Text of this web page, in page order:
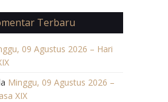
Terbaru
09 Agustus 2026 – Hari
Minggu, 09 Agustus 2026 –
XIX